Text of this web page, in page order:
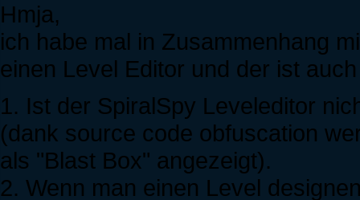
Hmja,
ich habe mal in Zusammenhang
einen Level Editor und der ist
1. Ist der SpiralSpy Leveleditor
(dank source code obfuscation
als "Blast Box" angezeigt).
2. Wenn man einen Level